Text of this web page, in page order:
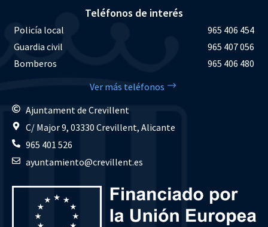
Teléfonos de interés
Policía local
965 406 454
Guardia civil
965 407 056
Bomberos
965 406 480
Ver más teléfonos
Ajuntament de Crevillent
C/ Major 9, 03330 Crevillent, Alicante
965 401 526
ayuntamiento@crevillent.es